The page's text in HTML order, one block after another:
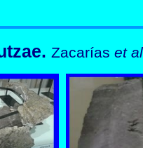
Zacarías et